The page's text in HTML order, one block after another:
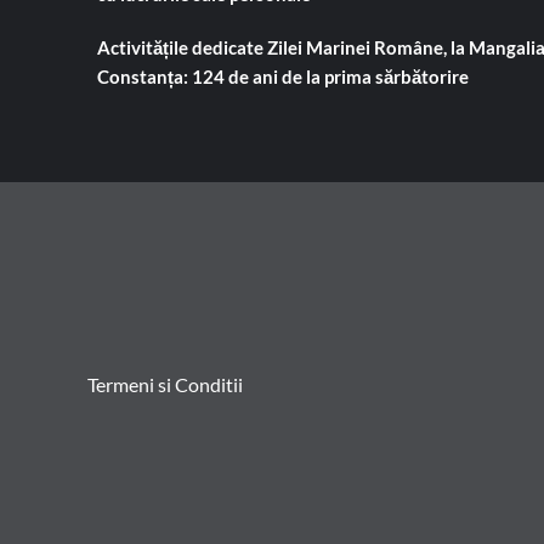
Activitățile dedicate Zilei Marinei Române, la
Constanța: 124 de ani de la prima sărbătorire
Termeni si Conditii